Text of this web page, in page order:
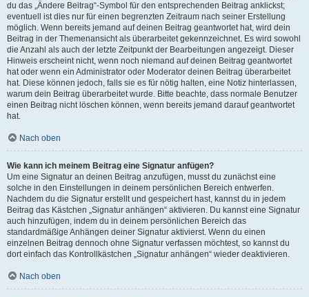
du das „Ändere Beitrag“-Symbol für den entsprechenden Beitrag anklickst;
eventuell ist dies nur für einen begrenzten Zeitraum nach seiner Erstellung
möglich. Wenn bereits jemand auf deinen Beitrag geantwortet hat, wird dein
Beitrag in der Themenansicht als überarbeitet gekennzeichnet. Es wird sowohl
die Anzahl als auch der letzte Zeitpunkt der Bearbeitungen angezeigt. Dieser
Hinweis erscheint nicht, wenn noch niemand auf deinen Beitrag geantwortet
hat oder wenn ein Administrator oder Moderator deinen Beitrag überarbeitet
hat. Diese können jedoch, falls sie es für nötig halten, eine Notiz hinterlassen,
warum dein Beitrag überarbeitet wurde. Bitte beachte, dass normale Benutzer
einen Beitrag nicht löschen können, wenn bereits jemand darauf geantwortet
hat.
Nach oben
Wie kann ich meinem Beitrag eine Signatur anfügen?
Um eine Signatur an deinen Beitrag anzufügen, musst du zunächst eine
solche in den Einstellungen in deinem persönlichen Bereich entwerfen.
Nachdem du die Signatur erstellt und gespeichert hast, kannst du in jedem
Beitrag das Kästchen „Signatur anhängen“ aktivieren. Du kannst eine Signatur
auch hinzufügen, indem du in deinem persönlichen Bereich das
standardmäßige Anhängen deiner Signatur aktivierst. Wenn du einen
einzelnen Beitrag dennoch ohne Signatur verfassen möchtest, so kannst du
dort einfach das Kontrollkästchen „Signatur anhängen“ wieder deaktivieren.
Nach oben